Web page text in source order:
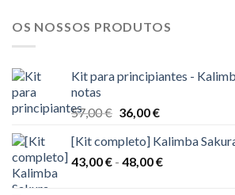
OS NOSSOS PRODUTOS
Kit para principiantes -
notas
57,00€ O
original
era:
36,00€O
atual
é:
[Kit completo] Kalimba
43,00€ - 48,00€Gama